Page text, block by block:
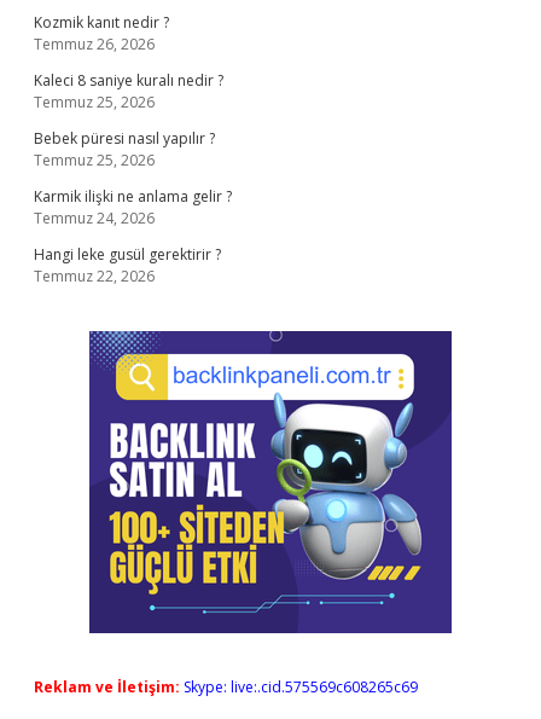
Kozmik kanıt nedir ?
Temmuz 26, 2026
Kaleci 8 saniye kuralı nedir ?
Temmuz 25, 2026
Bebek püresi nasıl yapılır ?
Temmuz 25, 2026
Karmik ilişki ne anlama gelir ?
Temmuz 24, 2026
Hangi leke gusül gerektirir ?
Temmuz 22, 2026
Reklam ve İletişim: Skype: live:.cid.575569c608265c69